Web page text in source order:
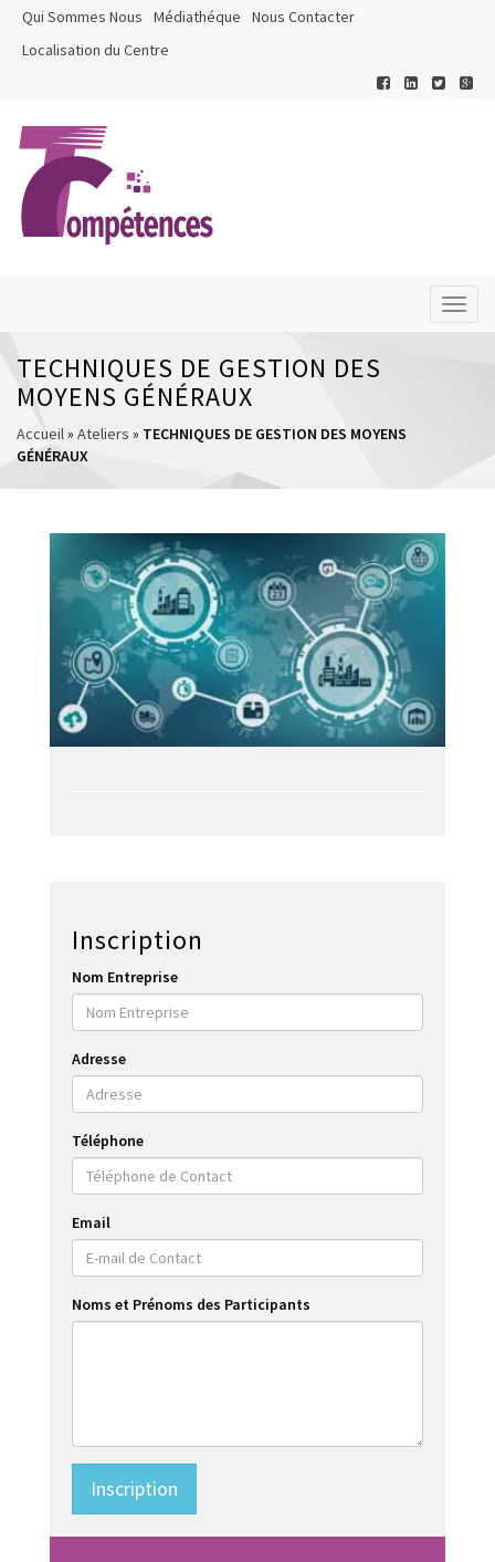
Qui Sommes Nous Médiathéque
Nous Contacter
Localisation du Centre
TECHNIQUES DE GESTION DES
MOYENS GÉNÉRAUX
Accueil» Ateliers » TECHNIQUES DE GESTION DES MOYENS
GÉNÉRAUX
Inscription
Nom Entreprise
Adresse
Téléphone
Email
Noms et Prénoms des Participants
Inscription